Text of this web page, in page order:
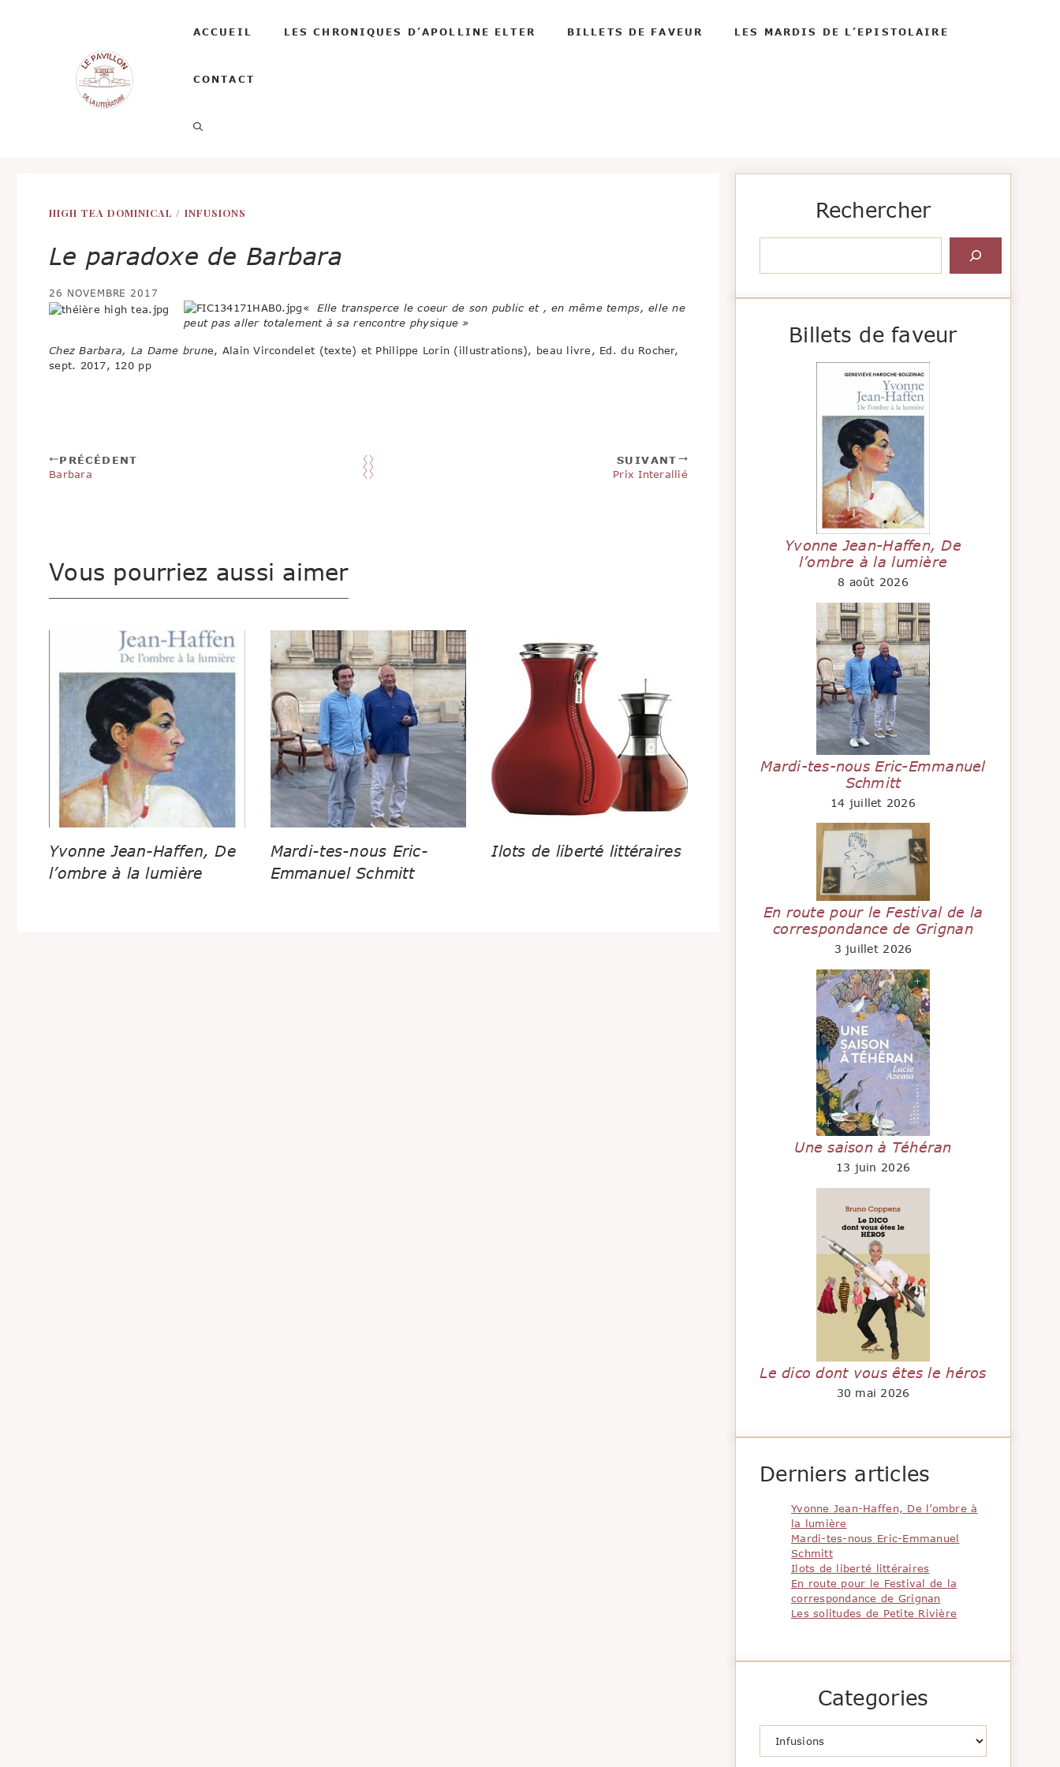
ACCUEIL LES CHRONIQUES D’APOLLINE ELTER BILLETS DE FAVEUR LES MARDIS DE L’EPISTOLAIRE
CONTACT
HIGH TEA DOMINICAL / INFUSIONS
Le paradoxe de Barbara
26 NOVEMBRE 2017
«
Elle transperce le coeur de son public et , en même temps, elle ne
peut pas aller totalement à sa rencontre physique »
Chez Barbara, La Dame brune, Alain Vircondelet (texte) et Philippe Lorin (illustrations), beau livre, Ed. du Rocher,
sept. 2017, 120 pp
PRÉCÉDENT
Barbara
SUIVANT
Prix Interallié
Vous pourriez aussi aimer
Yvonne Jean-Haffen, De
l’ombre à la lumière
Mardi-tes-nous Eric-
Emmanuel Schmitt
Ilots de liberté littéraires
Rechercher
Billets de faveur
Yvonne Jean-Haffen, De
l’ombre à la lumière
8 août 2026
Mardi-tes-nous Eric-Emmanuel
Schmitt
14 juillet 2026
En route pour le Festival de la
correspondance de Grignan
3 juillet 2026
Une saison à Téhéran
13 juin 2026
Le dico dont vous êtes le héros
30 mai 2026
Derniers articles
Yvonne Jean-Haffen, De l’ombre à
la lumière
Mardi-tes-nous Eric-Emmanuel
Schmitt
Ilots de liberté littéraires
En route pour le Festival de la
correspondance de Grignan
Les solitudes de Petite Rivière
Categories